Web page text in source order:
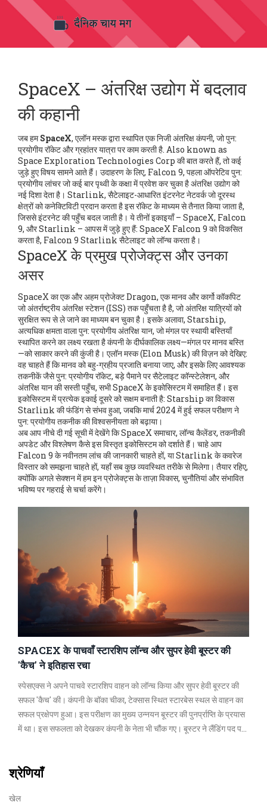
SpaceX – अंतरिक्ष उद्योग में बदलाव
की कहानी
जब हमSpaceX, एलॉन मस्क द्वारा स्थापित एक निजी अंतरिक्ष कंपनी, जो पुन:
प्रयोगीय रॉकेट और ग्रहांतर यात्रा पर काम करती है. Also known as
Space Exploration Technologies Corp की बात करते हैं, तो कई
जुड़े हुए विषय सामने आते हैं। उदाहरण के लिए, Falcon 9, पहला ऑपरेटिव पुन:
प्रयोगीय लांचर जो कई बार पृथ्वी के कक्षा में प्रवेश कर चुका हैअंतरिक्ष उद्योग को
नई दिशा देता है। Starlink, सैटेलाइट-आधारित इंटरनेट नेटवर्क जो दूरस्थ
क्षेत्रों को कनेक्टिविटी प्रदान करता हैइस रॉकेट के माध्यम से तैनात किया जाता है,
जिससे इंटरनेट की पहुँच बदल जाती है। ये तीनों इकाइयाँ – SpaceX, Falcon
9, और Starlink – आपस में जुड़े हुए हैं: SpaceX Falcon 9 को विकसित
करता है, Falcon 9 Starlink सैटेलाइट को लॉन्च करता है।
SpaceX के प्रमुख प्रोजेक्ट्स और उनका
असर
SpaceX का एक और अहम प्रोजेक्टDragon, एक मानव और कार्गो कॉकपिट
जो अंतर्राष्ट्रीय अंतरिक्ष स्टेशन (ISS) तक पहुँचता हैहै, जो अंतरिक्ष यात्रियों को
सुरक्षित रूप से ले जाने का माध्यम बन चुका है। इसके अलावा, Starship,
अत्यधिक क्षमता वाला पुन: प्रयोगीय अंतरिक्ष यान, जो मंगल पर स्थायी बस्तियाँ
स्थापित करने का लक्ष्य रखता हैकंपनी के दीर्घकालिक लक्ष्य—मंगल पर मानव बस्ति
—को साकार करने की कुंजी है। एलॉन मस्क (Elon Musk) की विज़न को देखिए:
वह चाहते हैं कि मानव को बहु-ग्रहीय प्रजाति बनाया जाए, और इसके लिए आवश्यक
तकनीकें जैसे पुन: प्रयोगीय रॉकेट, बड़े पैमाने पर सैटेलाइट कॉन्स्टेलेशन, और
अंतरिक्ष यान की सस्ती पहुँच, सभी SpaceX के इकोसिस्टम में समाहित हैं। इस
इकोसिस्टम में प्रत्येक इकाई दूसरे को सक्षम बनाती है: Starship का विकास
Starlink की फंडिंग से संभव हुआ, जबकि मार्च 2024 में हुई सफल परीक्षण ने
पुन: प्रयोगीय तकनीक की विश्वसनीयता को बढ़ाया।
अब आप नीचे दी गई सूची में देखेंगे कि SpaceX समाचार, लॉन्च कैलेंडर, तकनीकी
अपडेट और विश्लेषण कैसे इस विस्तृत इकोसिस्टम को दर्शाते हैं। चाहे आप
Falcon 9 के नवीनतम लांच की जानकारी चाहते हों, या Starlink के कवरेज
विस्तार को समझना चाहते हों, यहाँ सब कुछ व्यवस्थित तरीके से मिलेगा। तैयार रहिए,
क्योंकि अगले सेक्शन में हम इन प्रोजेक्ट्स के ताज़ा विकास, चुनौतियां और संभावित
भविष्य पर गहराई से चर्चा करेंगे।
SPACEX के पाचवाँ स्टारशिप लॉन्च और सुपर हेवी बूस्टर की
'कैच' ने इतिहास रचा
स्पेसएक्स ने अपने पाचवे स्टारशिप वाहन को लॉन्च किया और सुपर हेवी बूस्टर की
सफल 'कैच' की। कंपनी के बॉका चीका, टेक्सास स्थित स्टारबेस स्थल से वाहन का
सफल प्रक्षेपण हुआ। इस परीक्षण का मुख्य उन्नयन बूस्टर की पुनर्प्राप्ति के प्रयास
में था। इस सफलता को देखकर कंपनी के नेता भी चौंक गए। बूस्टर ने लैंडिंग पद पर
श्रेणियाँ
खेल